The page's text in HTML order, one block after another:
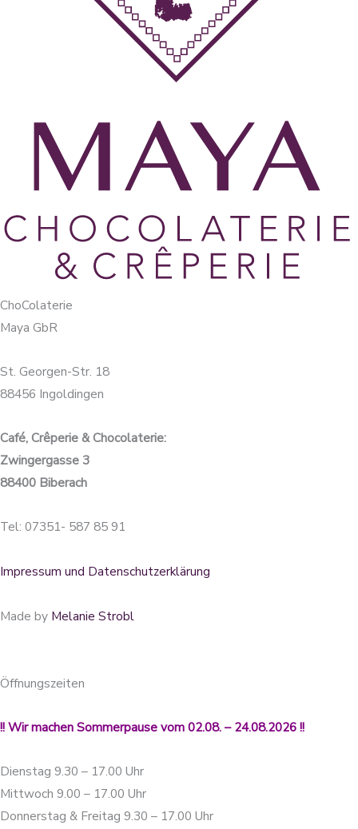
ChoColaterie
Maya GbR
St. Georgen-Str. 18
88456 Ingoldingen
Café, Crêperie & Chocolaterie:
Zwingergasse 3
88400 Biberach
Tel: 07351- 587 85 91
Impressum und Datenschutzerklärung
Made by Melanie Strobl
Öffnungszeiten
!! Wir machen Sommerpause vom 02.08. – 24.08.2026 !!
Dienstag 9.30 – 17.00 Uhr
Mittwoch 9.00 – 17.00 Uhr
Donnerstag & Freitag 9.30 – 17.00 Uhr